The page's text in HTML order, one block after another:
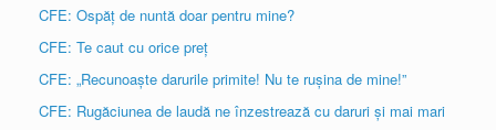
CFE: Ospăț de nuntă doar pentru mine?
CFE: Te caut cu orice preț
CFE: „Recunoaște darurile primite! Nu te rușina de mine!”
CFE: Rugăciunea de laudă ne înzestrează cu daruri și mai mari